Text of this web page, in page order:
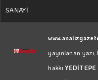
SANAYİ
yayınlanan
hakkıYEDİTEPE